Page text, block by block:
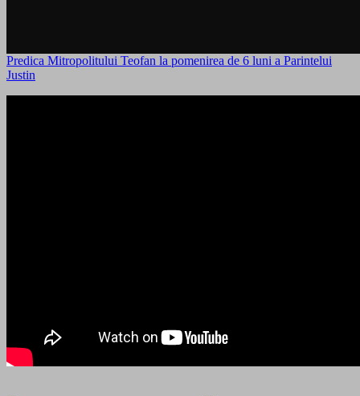
Predica Mitropolitului Teofan la pomenirea de 6 luni a Parintelui
Justin